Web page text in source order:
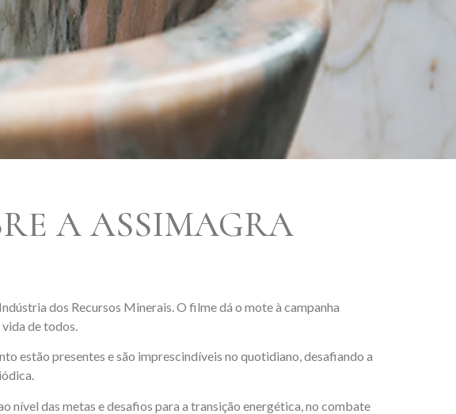
A ASSIMAGRA
dos Recursos Minerais. O filme dá o mote à campanha
vida de todos.
estão presentes e são imprescindíveis no quotidiano, desafiando a
nível das metas e desafios para a transição energética, no combate